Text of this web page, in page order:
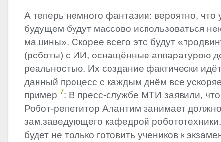
А теперь немного фантазии: вероятно, что
будущем будут массово использоваться
машины». Скорее всего это будут
(роботы) с ИИ, оснащённые аппаратурою
реальностью. Их создание фактически
данный процесс с каждым днём все
пример 7: В пресс-службе МТИ заявили, что
Робот-репетитор Алантим занимает
зам.заведующего кафедрой
будет не только готовить учеников к